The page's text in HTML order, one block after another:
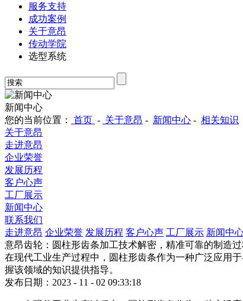
服务支持
成功案例
关于意昂
传动学院
选型系统
新闻中心
您的当前位置：
首页 - 关于意昂 - 新闻中心 - 相关知识
关于意昂
走进意昂
企业荣誉
发展历程
客户心声
工厂展示
新闻中心
联系我们
走进意昂 企业荣誉 发展历程 客户心声 工厂展示 新闻中
意昂齿轮：圆柱形齿条加工技术解密，精准可靠的制造过
在现代工业生产过程中，圆柱形齿条作为一种广泛应用
握该领域的知识提供指导。
发布日期：2023 - 11 - 02 09:33:18